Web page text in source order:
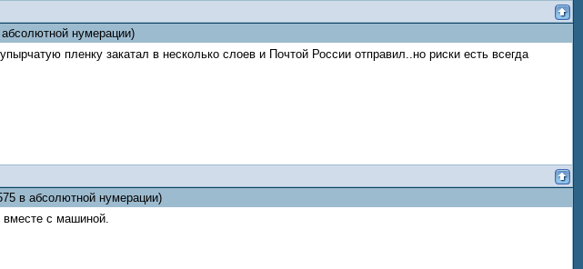
нумерации)
пленку закатал в несколько слоев и Почтой России отправил..но риски есть всегда
в абсолютной нумерации)
вместе с машиной.